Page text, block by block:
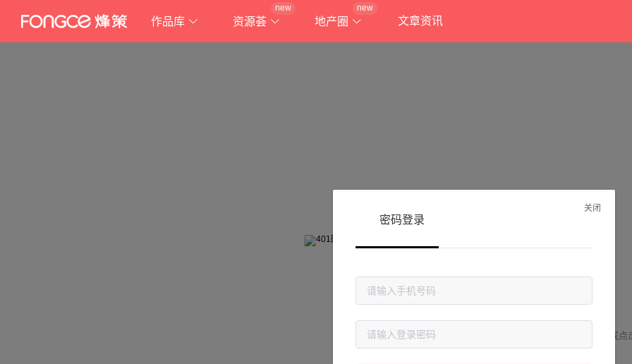
作品库 资源荟
new
地产圈
new
文章资讯
抱歉!
请检查您输入的网址是否正确，或点
关闭
密码登录